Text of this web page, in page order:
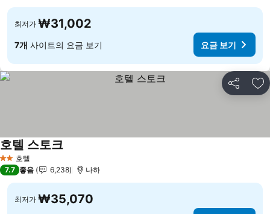
최저가 ₩31,002
7개 사이트의 요금 보기 요금 보기
공유 즐
2 성급호텔
호텔 스토크
7.7 좋음 6,238 나하
최저가 ₩35,070